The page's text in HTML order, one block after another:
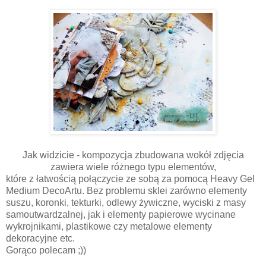
Jak widzicie - kompozycja zbudowana wokół zdjęcia
zawiera wiele różnego typu elementów,
które z łatwością połączycie ze sobą za pomocą Heavy Gel
Medium DecoArtu. Bez problemu sklei zarówno elementy
suszu, koronki, tekturki, odlewy żywiczne, wyciski z masy
samoutwardzalnej, jak i elementy papierowe wycinane
wykrojnikami, plastikowe czy metalowe elementy
dekoracyjne etc.
Gorąco polecam ;))